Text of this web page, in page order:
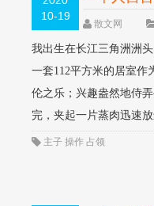
10-19
散文网
我出生在长江三角洲洲
一套112平方米的居室作
伦之乐；兴趣盎然地侍
完，夹起一片蒸肉迅速
主子 操作 占领